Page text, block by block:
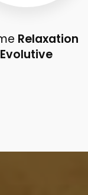
Relaxation
Evolutive